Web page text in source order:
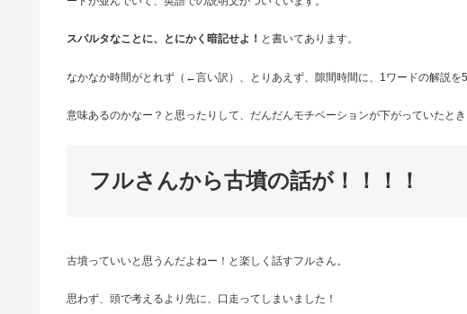
スパルタなことに、とにかく暗記せよ！ と書いてあります。
なかなか時間がとれず（←言い訳）、とりあえず、隙間時間に、1ワードの解説を
意味あるのかなー？と思ったりして、だんだんモチベーションが下がっていたとき
フルさんから古墳の話が！！！！
古墳っていいと思うんだよねー！と楽しく話すフルさん。
思わず、頭で考えるより先に、口走ってしまいました！